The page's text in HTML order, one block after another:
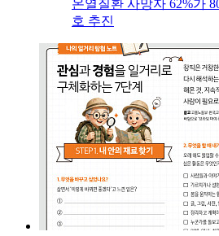
온열질환 사망자 62%가
호 추진